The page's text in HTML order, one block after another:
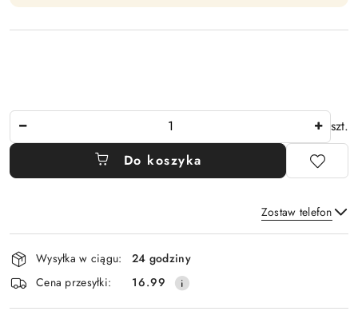
szt.
Do koszyka
Zostaw telefon
Wyślij
Dostępność
i
dostawa
Wysyłka w ciągu:
24 godziny
Cena przesyłki:
16.99